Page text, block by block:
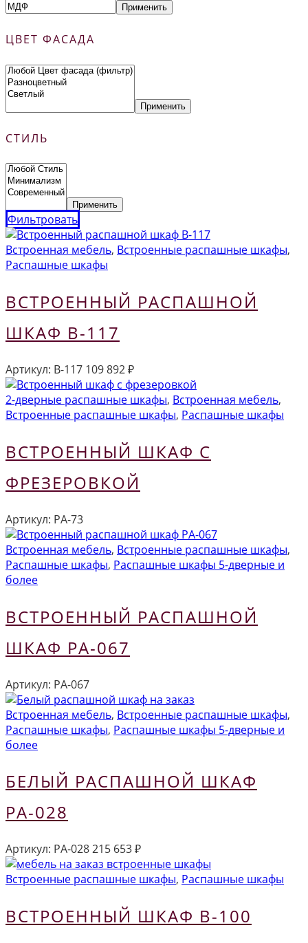
Применить
ЦВЕТ ФАСАДА
Применить
СТИЛЬ
Применить
Фильтровать
Встроенная мебель, Встроенные распашные шкафы,
Распашные шкафы
ВСТРОЕННЫЙ РАСПАШНОЙ
ШКАФ В-117
Артикул: В-117 109 892₽
2-дверные распашные шкафы, Встроенная мебель,
Встроенные распашные шкафы, Распашные шкафы
ВСТРОЕННЫЙ ШКАФ С
ФРЕЗЕРОВКОЙ
Артикул: РА-73
Встроенная мебель, Встроенные распашные шкафы,
Распашные шкафы, Распашные шкафы 5-дверные и
более
ВСТРОЕННЫЙ РАСПАШНОЙ
ШКАФ РА-067
Артикул: РА-067
Встроенная мебель, Встроенные распашные шкафы,
Распашные шкафы, Распашные шкафы 5-дверные и
более
БЕЛЫЙ РАСПАШНОЙ ШКАФ
РА-028
Артикул: РА-028215 653₽
Встроенные распашные шкафы, Распашные шкафы
ВСТРОЕННЫЙ ШКАФ В-100